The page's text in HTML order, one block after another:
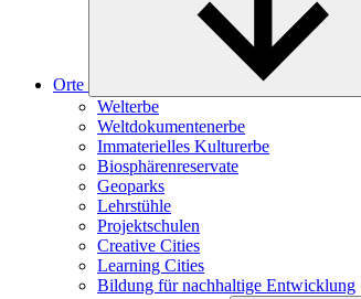
Orte
Welterbe
Weltdokumentenerbe
Immaterielles Kulturerbe
Biosphärenreservate
Geoparks
Lehrstühle
Projektschulen
Creative Cities
Learning Cities
Bildung für nachhaltige Entwicklung